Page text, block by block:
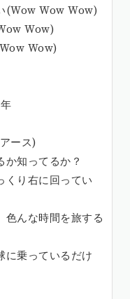
(Wow Wow Wow)
Wow)
Wow)
ース)
か知ってるか？
くり右に回ってい
色んな時間を旅する
に乗っているだけ